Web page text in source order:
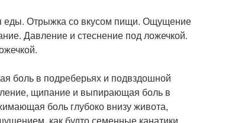
еды. Отрыжка со вкусом пищи. Ощущение
Давление и стеснение под ложечкой.
боль в подреберьях и подвздошной
щипание и выпирающая боль в
боль глубоко внизу живота,
как будто семенные канатики